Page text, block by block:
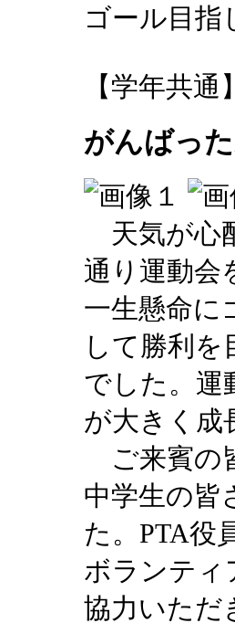
ゴール目指
【学年共通
がんばっ
天気が心
通り運動会
一生懸命に
して勝利
でした。運
が大きく成
ご来賓の
中学生の皆
た。PTA役
ボランティ
協力いただ